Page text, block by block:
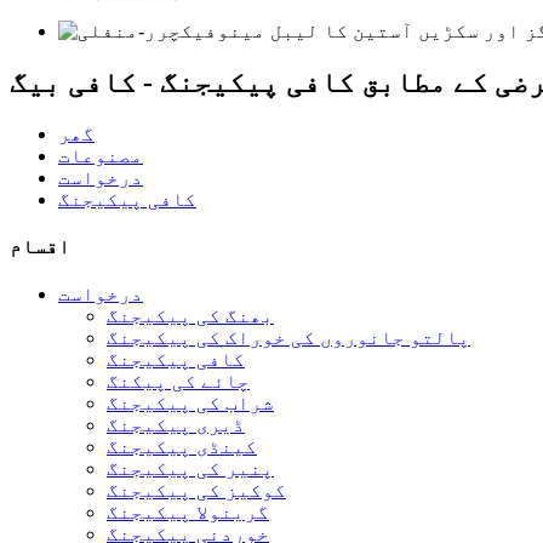
کے مطابق کافی پیکیجنگ - کافی بیگ
گھر
مصنوعات
درخواست
کافی پیکیجنگ
اقسام
درخواست
بھنگ کی پیکیجنگ
پالتو جانوروں کی خوراک کی پیکیجنگ
کافی پیکیجنگ
چائے کی پیکنگ
شراب کی پیکیجنگ
ڈیری پیکیجنگ
کینڈی پیکیجنگ
پنیر کی پیکیجنگ
کوکیز کی پیکیجنگ
گرینولا پیکیجنگ
خوردنی پیکیجنگ